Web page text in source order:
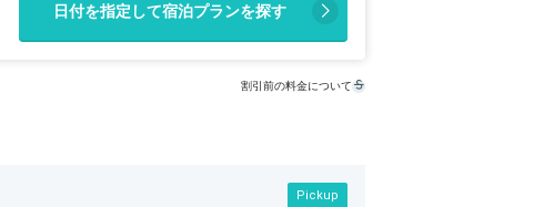
日付を指定して宿泊プランを探す
割引前の料金について
Pickup